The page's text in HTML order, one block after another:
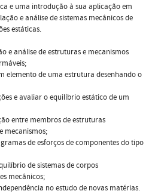
e uma introdução à sua aplicação em
e análise de sistemas mecânicos de
estáticas.
e análise de estruturas e mecanismos
elemento de uma estrutura desenhando o
e avaliar o equilíbrio estático de um
entre membros de estruturas
mecanismos;
de esforços de componentes do tipo
de sistemas de corpos
mecânicos;
no estudo de novas matérias.